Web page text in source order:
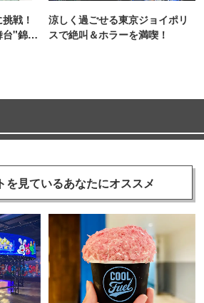
戦！
台"錦糸
涼しく過ごせる東京ジョイポリ
スで絶叫＆ホラーを満喫！
を見ているあなたにオススメ